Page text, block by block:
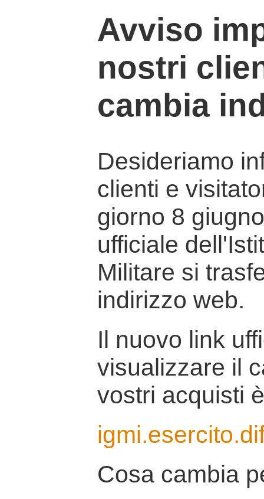
Avviso
nostri
cambia
Desideriamo
clienti e
giorno 8
ufficiale
Militare si
indirizzo web.
Il nuovo link
visualizzare il
vostri acquisti
Cosa cambia